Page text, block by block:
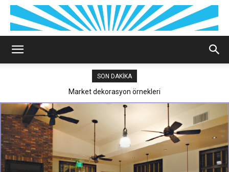
SON DAKIKA
Market dekorasyon örnekleri
Ofis tasarım firmaları